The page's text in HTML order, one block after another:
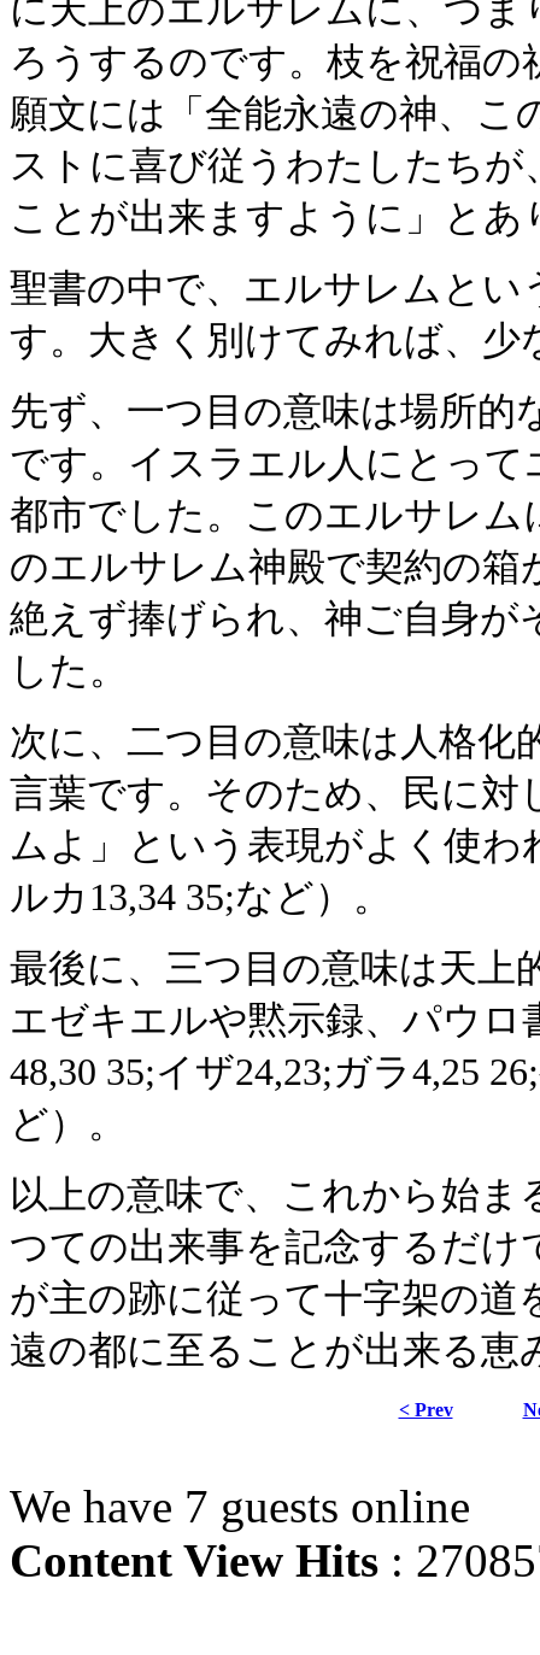
に天上のエルサレムに、つ
ろうするのです。枝を祝福
願文には「全能永遠の神、こ
ストに喜び従うわたしたち
ことが出来ますように」とあ
聖書の中で、エルサレムと
す。 大きく別けてみれば、
先ず、一つ目の意味は場所
です。イスラエル人にとっ
都市でした。このエルサレ
のエルサレム神殿で契約の
絶えず捧げられ、神ご自身
した。
次に、二つ目の意味は人格化
言葉です。そのため、民に
ムよ」という表現がよく使わ
ルカ13,34 35;など）。
最後に、三つ目の意味は天上
エゼキエルや黙示録、パウ
48,30 35;イザ24,23;ガラ4,25
ど）。
以上の意味で、これから始
つての出来事を記念するだ
が主の跡に従って十字架の
遠の都に至ることが出来る恵
< Prev
We have 7 guests online
Content View Hits :